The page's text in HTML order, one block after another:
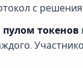
с
токенов